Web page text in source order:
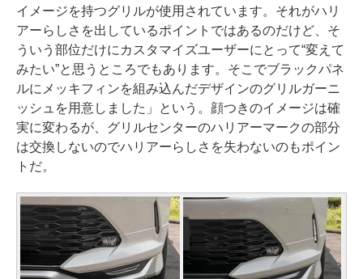
イメージを持つグリルが使用されています。それがハリ
アーらしさを出しているポイントではあるのだけど、そ
ういう部位だけにカスタマイズユーザーにとって“変えて
みたい”と思うところでもあります。そこでブラックパネ
ルにメッキフィンを組み込んだデザインのグリルガーニ
ッシュを用意しました」という。顔つきのイメージは確
実に変わるが、グリルセンターのハリアーマークの部分
は交換しないのでハリアーらしさを失わないのもポイン
トだ。